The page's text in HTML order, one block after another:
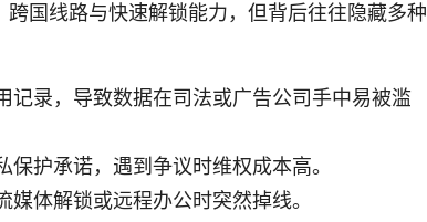
国线路与快速解锁能力，但背后往往隐藏多种
记录，导致数据在司法或广告公司手中易被滥
护承诺，遇到争议时维权成本高。
体解锁或远程办公时突然掉线。